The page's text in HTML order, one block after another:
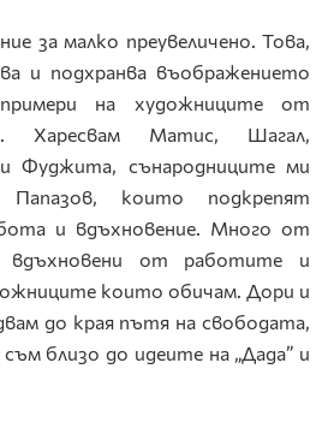
за малко преувеличено. Това,
и подхранва въображението
на художниците от
Харесвам Матис, Шагал,
Фуджита, сънародниците ми
които подкрепят
и вдъхновение. Много от
вдъхновени от работите и
които обичам. Дори и
до края пътя на свободата,
близо до идеите на „Дада” и